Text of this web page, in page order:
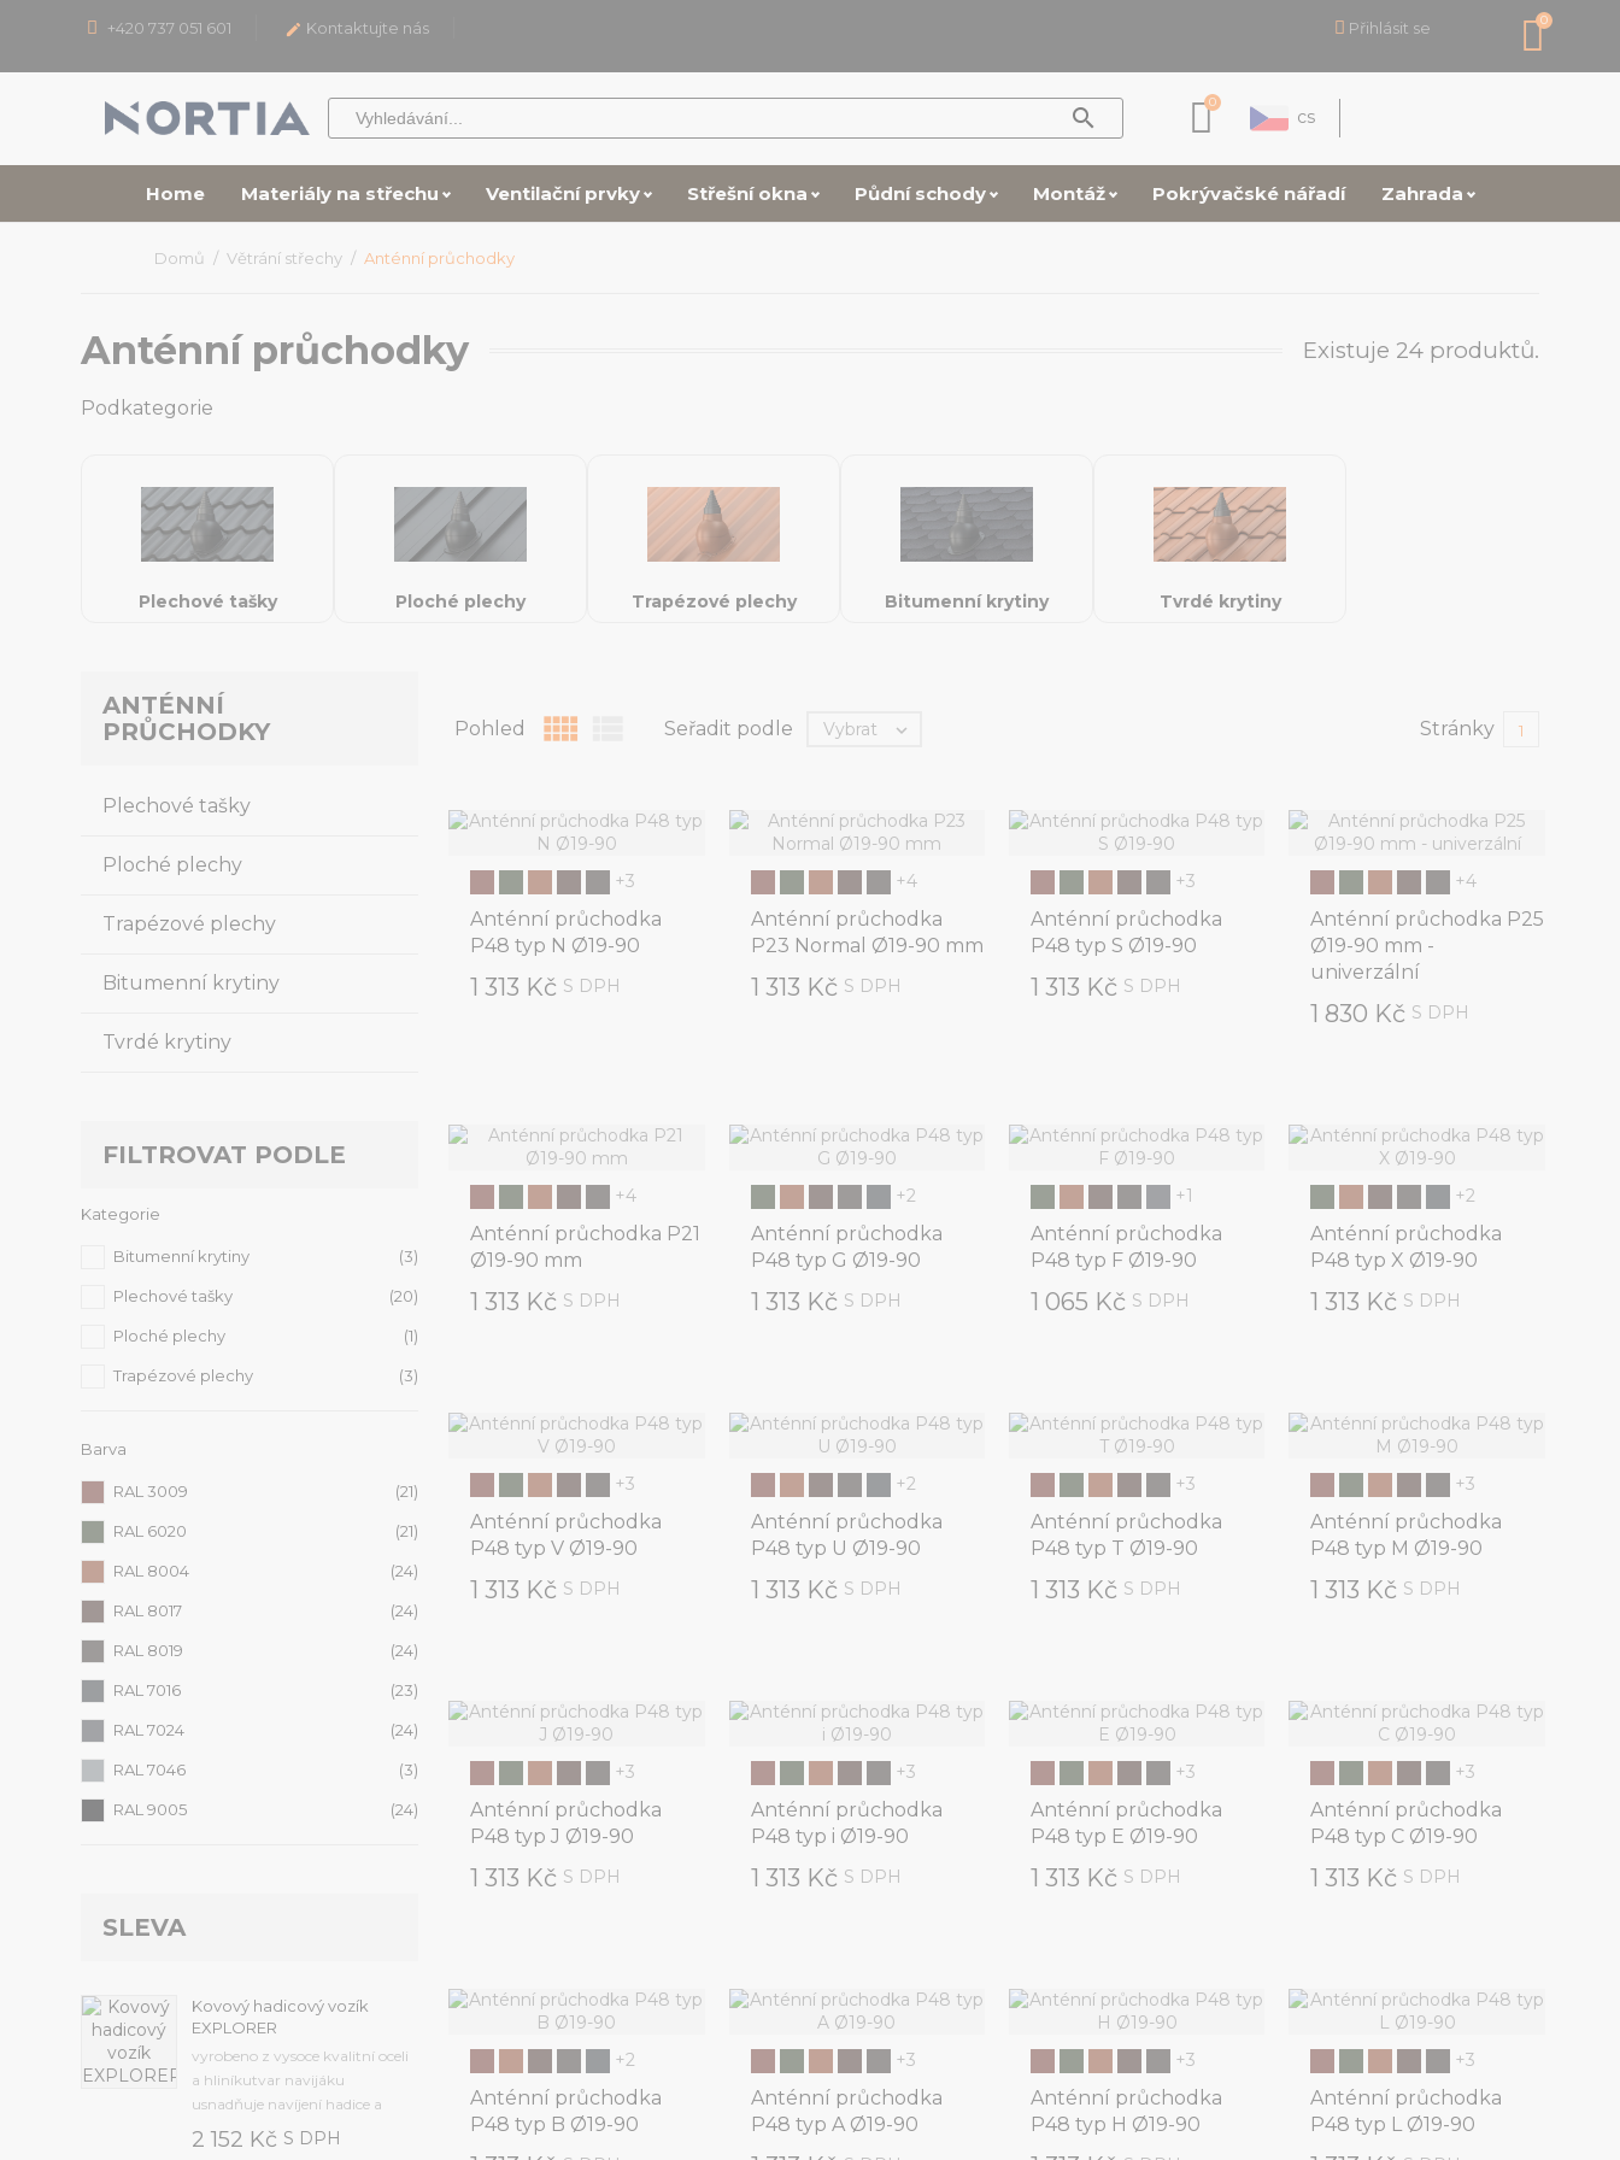
+420 737 051 601  Kontaktujte nás Přihlásit se 0

0
cs
Home Materiály na střechu Ventilační prvky Střešní okna Půdní schody Montáž Pokrývačské nářadí Zahrada
Domů Větrání střechy Anténní průchodky
Anténní průchodky Existuje 24 produktů.
Podkategorie
Plechové tašky Ploché plechy Trapézové plechy Bitumenní krytiny Tvrdé krytiny
ANTÉNNÍ
PRŮCHODKY
Plechové tašky
Ploché plechy
Trapézové plechy
Bitumenní krytiny
Tvrdé krytiny
FILTROVAT PODLE
Kategorie
Bitumenní krytiny (3)
Plechové tašky (20)
Ploché plechy (1)
Trapézové plechy (3)
Barva
RAL 3009 (21)
RAL 6020 (21)
RAL 8004 (24)
RAL 8017 (24)
RAL 8019 (24)
RAL 7016 (23)
RAL 7024 (24)
RAL 7046 (3)
RAL 9005 (24)
SLEVA
Kovový hadicový vozík
EXPLORER
vyrobeno z vysoce kvalitní oceli
a hliníkutvar navijáku
usnadňuje navíjení hadice a
zabraňuje jejímu
přehnutífunkční skládací klika s
2 152 Kč S DPH
Pohled  Seřadit podle Vybrat  Stránky 1
+3
Anténní průchodka
P48 typ N Ø19-90
1 313 Kč S DPH
+4
Anténní průchodka
P23 Normal Ø19-90 mm
1 313 Kč S DPH
+3
Anténní průchodka
P48 typ S Ø19-90
1 313 Kč S DPH
+4
Anténní průchodka P25
Ø19-90 mm -
univerzální
1 830 Kč S DPH
+4
Anténní průchodka P21
Ø19-90 mm
1 313 Kč S DPH
+2
Anténní průchodka
P48 typ G Ø19-90
1 313 Kč S DPH
+1
Anténní průchodka
P48 typ F Ø19-90
1 065 Kč S DPH
+2
Anténní průchodka
P48 typ X Ø19-90
1 313 Kč S DPH
+3
Anténní průchodka
P48 typ V Ø19-90
1 313 Kč S DPH
+2
Anténní průchodka
P48 typ U Ø19-90
1 313 Kč S DPH
+3
Anténní průchodka
P48 typ T Ø19-90
1 313 Kč S DPH
+3
Anténní průchodka
P48 typ M Ø19-90
1 313 Kč S DPH
+3
Anténní průchodka
P48 typ J Ø19-90
1 313 Kč S DPH
+3
Anténní průchodka
P48 typ i Ø19-90
1 313 Kč S DPH
+3
Anténní průchodka
P48 typ E Ø19-90
1 313 Kč S DPH
+3
Anténní průchodka
P48 typ C Ø19-90
1 313 Kč S DPH
+2
Anténní průchodka
P48 typ B Ø19-90
+3
Anténní průchodka
P48 typ A Ø19-90
+3
Anténní průchodka
P48 typ H Ø19-90
+3
Anténní průchodka
P48 typ L Ø19-90